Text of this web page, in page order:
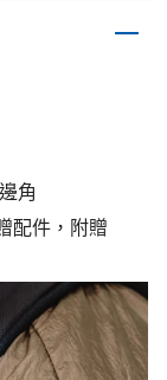
角
配件，附贈